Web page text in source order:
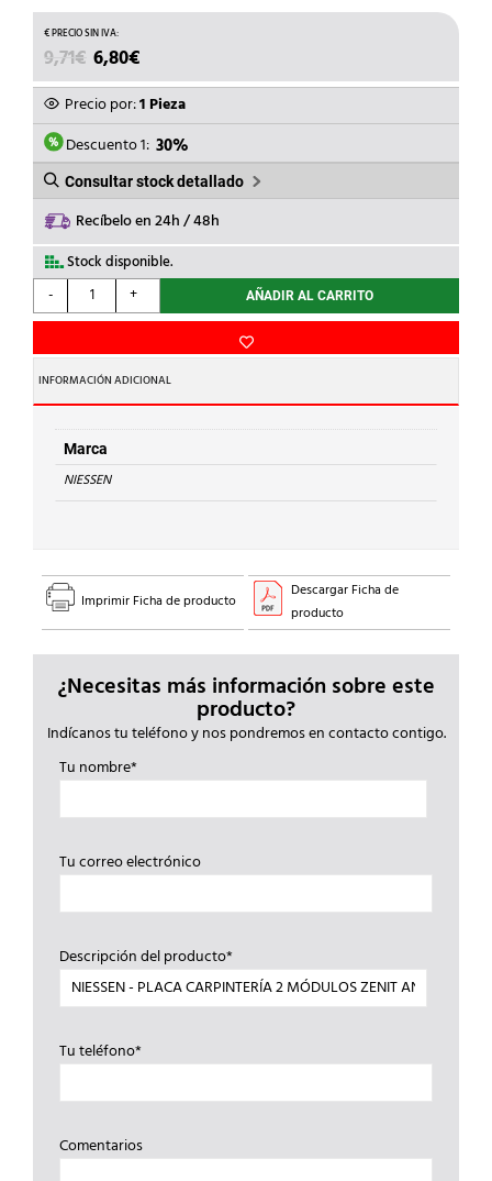
9,71€ EL
PRECIO
ORIGINAL
ERA:
9,71€.
6,80€
PRECIO
ACTUAL
ES:
6,80€.
Precio por:1 Pieza
Descuento 1: 30%
Consultar stock detallado
Recíbelo en 24h / 48h
Stock disponible.
-
NIESSEN
-
CARPINTERÍA
2
MÓDULOS
ZENIT
ANTRACITA
cantidad
+ AÑADIR AL CARRITO
INFORMACIÓN ADICIONAL
Marca
NIESSEN
Imprimir Ficha de producto
Descargar Ficha de
producto
¿Necesitas más información sobre este
producto?
Indícanos tu teléfono y nos pondremos en contacto contigo.
Tu nombre*
Tu correo electrónico
Descripción del producto*
Tu teléfono*
Comentarios